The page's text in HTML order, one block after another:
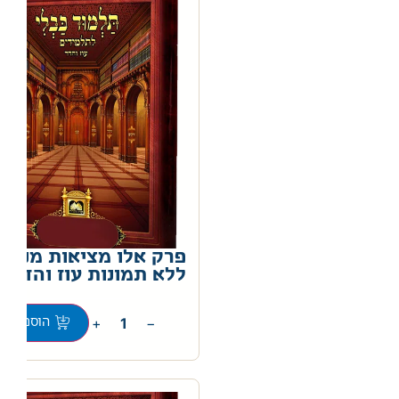
פרק אלו מציאות
ללא תמונות עוז והדר
−
+ הוספה